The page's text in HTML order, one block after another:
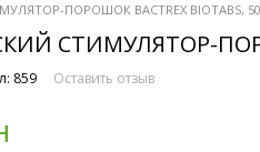
ПОРОШОК BACTREX BIOTABS,
СТИМУЛЯТОР-
859 Оставить отзыв